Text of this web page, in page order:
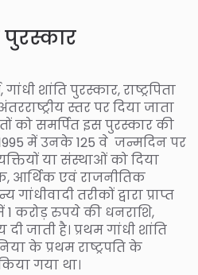
पुरस्कार
शांति पुरस्कार, राष्ट्रपिता
स्तर पर दिया जाता
को समर्पित इस पुरस्कार की
में उनके 125 वे जन्मदिन पर
या संस्थाओं को दिया
आर्थिक एवं राजनीतिक
तरीकों द्वारा प्राप्त
करोड़ रुपये की धनराशि,
दी जाती है। प्रथम गांधी शांति
के प्रथम राष्ट्रपति के
गया था।